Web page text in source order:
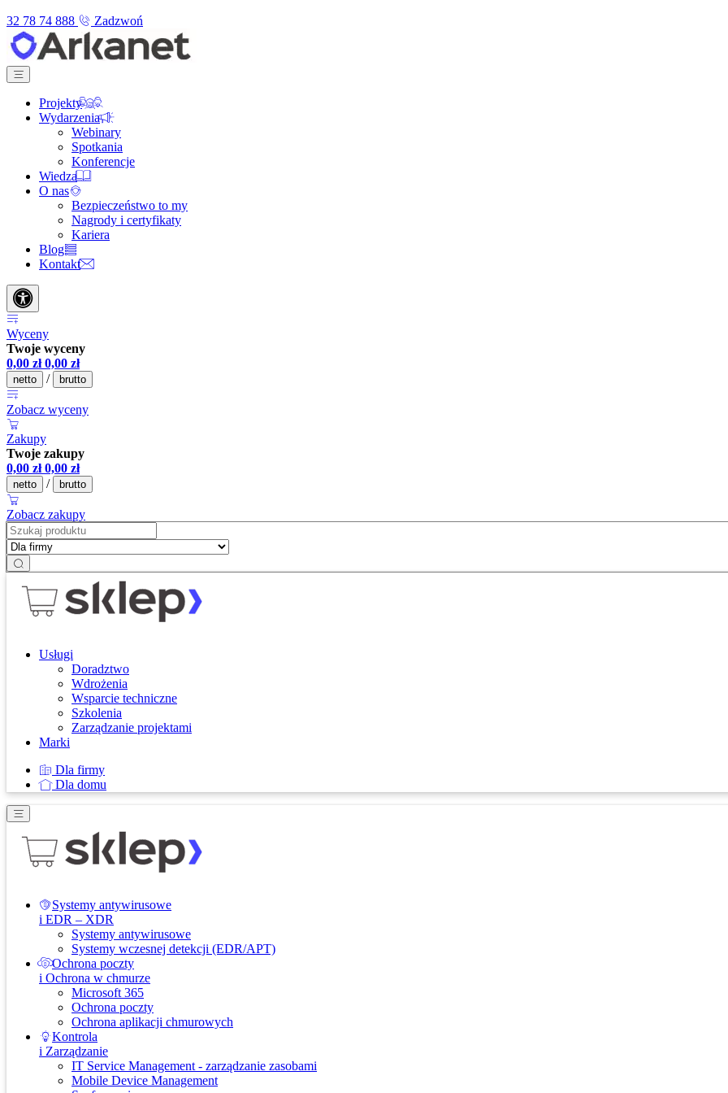
32 78 74 888 Zadzwoń
Projekty
Wydarzenia
Webinary
Spotkania
Konferencje
Wiedza
O nas
Bezpieczeństwo to my
Nagrody i certyfikaty
Kariera
Blog
Kontakt
Wyceny
Twoje wyceny
0,00 zł 0,00 zł
netto / brutto
Zobacz wyceny
Zakupy
Twoje zakupy
0,00 zł 0,00 zł
netto / brutto
Zobacz zakupy
Usługi
Doradztwo
Wdrożenia
Wsparcie techniczne
Szkolenia
Zarządzanie projektami
Marki
Dla firmy
Dla domu
Systemy antywirusowe
i EDR – XDR
Systemy antywirusowe
Systemy wczesnej detekcji (EDR/APT)
Ochrona poczty
i Ochrona w chmurze
Microsoft 365
Ochrona poczty
Ochrona aplikacji chmurowych
Kontrola
i Zarządzanie
IT Service Management - zarządzanie zasobami
Mobile Device Management